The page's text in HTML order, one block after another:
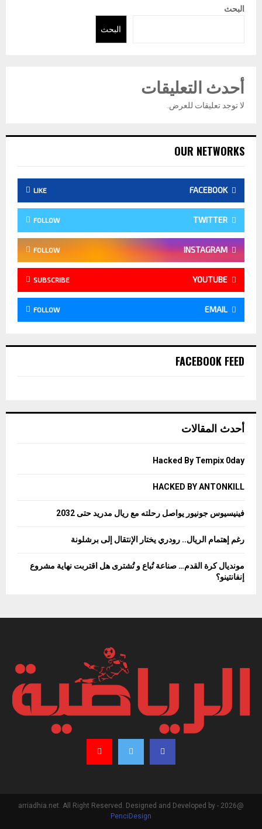
البحث
البحث
أحدث التعليقات
لا توجد تعليقات للعرض.
OUR NETWORKS
FACEBOOK
LIKE
TWITTER
FOLLOW
INSTAGRAM
FOLLOW
YOUTUBE
SUBSCRIBE
EMAIL
FOLLOW
FACEBOOK FEED
أحدث المقالات
Hacked By Tempix 0day
HACKED BY ANTONKILL
فينيسيوس جونيور يواصل رحلته مع ريال مدريد حتى 2032
رغم إهتمام الريال.. رودري يختار الإنتقال إلى برشلونة
مونديال كرة القدم… صناعة تُباع و تُشترى هل اقتربت نهاية مشروع
إنفانتينو؟
@2026 - arriadhia.net. All Right Reserved. Designed and Developed by
PenciDesign